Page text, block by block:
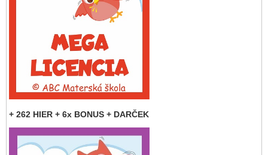
+ 262 HIER + 6x BONUS + DARČEK